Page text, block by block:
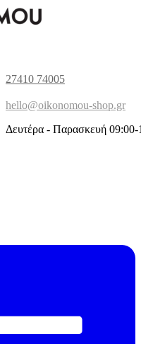
27410 74005
hello@oikonomou-shop.gr
Δευτέρα - Παρασκευή 09:00-